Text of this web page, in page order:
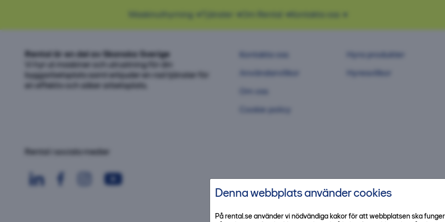
Denna webbplats använder cookies
På rental.se använder vi nödvändiga kakor för att webbplatsen ska
Rental är en del av Skanska Sverige
Vi hyr ut maskiner och utrustning för din
byggarbetsplats samt erbjuder en rad tjänster för
en effektiv och säker arbetsplats.
Kontakta oss
Användarvillkor
Om oss
Cookie policy
Hyra produkter
Hyresvillkor
Rental i sociala medier